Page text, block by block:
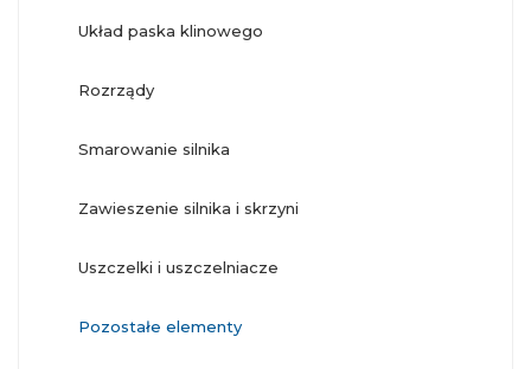
układ paska klinowego
rozrządy
smarowanie silnika
zawieszenie silnika i skrzyni
uszczelki i uszczelniacze
pozostałe elementy